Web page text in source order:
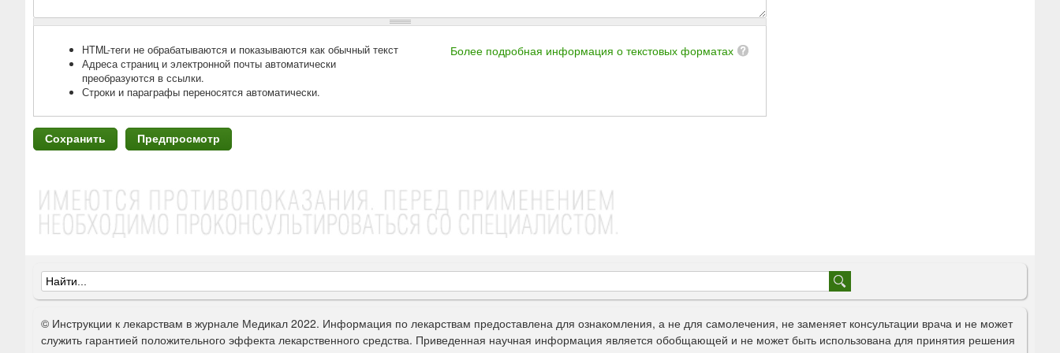
Более подробная информация о текстовых форматах
HTML-теги не обрабатываются и показываются как обычный текст
Адреса страниц и электронной почты автоматически
преобразуются в ссылки.
Строки и параграфы переносятся автоматически.
Ф
о
р
© Инструкции к лекарствам в журнале Медикал 2022. Информация по лекарствам предоставлена для ознакомления, а не для самолечения, не заменяет консультации врача и не может
служить гарантией положительного эффекта лекарственного средства. Приведенная научная информация является обобщающей и не может быть использована для принятия решения